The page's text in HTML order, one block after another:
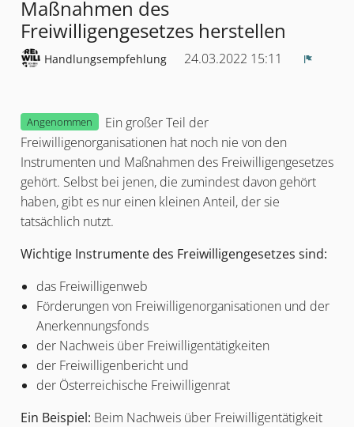
Maßnahmen des
Freiwilligengesetzes herstellen
Handlungsempfehlung 24.03.2022 15:11
Angenommen
Ein großer Teil der
Freiwilligenorganisationen hat noch nie von den
Instrumenten und Maßnahmen des Freiwilligengesetzes
gehört. Selbst bei jenen, die zumindest davon gehört
haben, gibt es nur einen kleinen Anteil, der sie
tatsächlich nutzt.
Wichtige Instrumente des Freiwilligengesetzes sind:
das Freiwilligenweb
Förderungen von Freiwilligenorganisationen und der
Anerkennungsfonds
der Nachweis über Freiwilligentätigkeiten
der Freiwilligenbericht und
der Österreichische Freiwilligenrat
Ein Beispiel: Beim Nachweis über Freiwilligentätigkeit